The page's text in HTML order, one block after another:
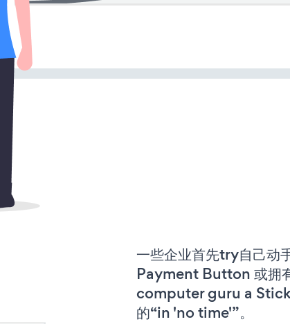
一些企业首先try自己
Payment Button 或拥
computer guru a
的“in 'no time'”。